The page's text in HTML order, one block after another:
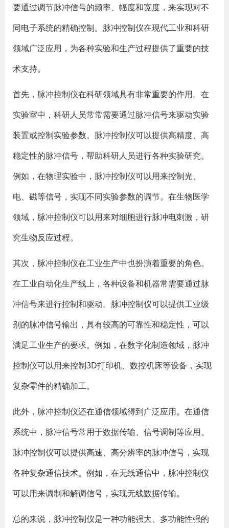
要通过调节脉冲信号的频率、幅度和宽度，来实现对不
同电子系统的精确控制。脉冲控制仪在现代工业和科研
领域广泛应用，为各种实验和生产过程提供了重要的技
术支持。
首先，脉冲控制仪在科研领域具有非常重要的作用。在
实验室中，科研人员常常需要通过脉冲信号来驱动实验
装置或控制实验参数。脉冲控制仪可以提供高精度、高
稳定性的脉冲信号，帮助科研人员进行各种实验研究。
例如，在物理实验中，脉冲控制仪可以用来控制光、
电、磁等信号，实现不同实验参数的调节。在生物医学
领域，脉冲控制仪可以用来对细胞进行脉冲电刺激，研
究生物反应过程。
其次，脉冲控制仪在工业生产中也扮演着重要的角色。
在工业自动化生产线上，各种设备和机器常需要通过脉
冲信号来进行控制和驱动。脉冲控制仪可以提供工业级
别的脉冲信号输出，具有较高的可靠性和稳定性，可以
满足工业生产的要求。例如，在数字化制造领域，脉冲
控制仪可以用来控制3D打印机、数控机床等设备，实现
复杂零件的精确加工。
此外，脉冲控制仪还在通信领域得到广泛应用。在通信
系统中，脉冲信号常用于数据传输、信号调制等应用。
脉冲控制仪可以提供高速、高分辨率的脉冲信号，实现
各种复杂通信技术。例如，在无线通信中，脉冲控制仪
可以用来调制和解调信号，实现无线数据传输。
总的来说，脉冲控制仪是一种功能强大、多功能性强的